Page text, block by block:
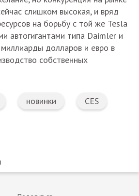
слишком высокая, и вряд
на борьбу с той же Tesla
автогигантами типа Daimler и
долларов и евро в
собственных
новинки CES